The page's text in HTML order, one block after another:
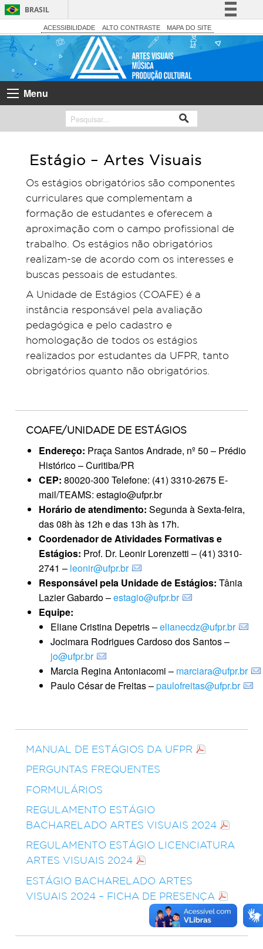
BRASIL
Simplifique!
Comunica BR
Acesso à informação
Canais
ACESSIBILIDADE ALTO CONTRASTE MAPA DO SITE
Menu
Estágio – Artes Visuais
Os estágios obrigatórios são componentes
curriculares que complementam a
formação de estudantes e oferecem a
aproximação com o campo profissional de
trabalho. Os estágios não obrigatórios
realizam-se de acordo com os interesses e
buscas pessoais de estudantes.
A Unidade de Estágios (COAFE) é a
instância responsável pela avaliação
pedagógica e pelo cadastro e
homologação de todos os estágios
realizados por estudantes da UFPR, tanto
obrigatórios quanto não obrigatórios.
COAFE/UNIDADE DE ESTÁGIOS
Endereço: Praça Santos Andrade, nº 50 – Prédio
Histórico – Curitiba/PR
CEP: 80020-300 Telefone: (41) 3310-2675 E-
mail/TEAMS: estagio@ufpr.br
Horário de atendimento: Segunda à Sexta-feira,
das 08h às 12h e das 13h às 17h.
Coordenador de Atividades Formativas e
Estágios: Prof. Dr. Leonir Lorenzetti – (41) 3310-
2741 – leonir@ufpr.br
Responsável pela Unidade de Estágios: Tânia
Lazier Gabardo –estagio@ufpr.br
Equipe:
Eliane Cristina Depetris –elianecdz@ufpr.br
Jocimara Rodrigues Cardoso dos Santos –
jo@ufpr.br
Marcia Regina Antoniacomi – marciara@ufpr.br
Paulo César de Freitas –paulofreitas@ufpr.br
MANUAL DE ESTÁGIOS DA UFPR
PERGUNTAS FREQUENTES
FORMULÁRIOS
REGULAMENTO ESTÁGIO
BACHARELADO ARTES VISUAIS 2024
REGULAMENTO ESTÁGIO LICENCIATURA
ARTES VISUAIS 2024
ESTÁGIO BACHARELADO ARTES
VISUAIS 2024 – FICHA DE PRESENÇA